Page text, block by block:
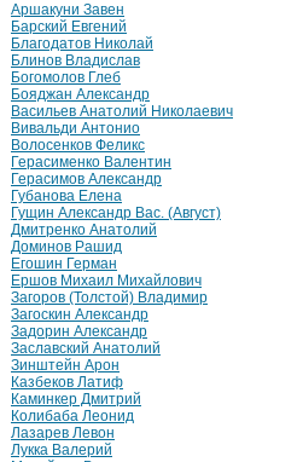
Аршакуни Завен
Барский Евгений
Благодатов Николай
Блинов Владислав
Богомолов Глеб
Бояджан Александр
Васильев Анатолий Николаевич
Вивальди Антонио
Волосенков Феликс
Герасименко Валентин
Герасимов Александр
Губанова Елена
Гущин Александр Вас. (Август)
Дмитренко Анатолий
Доминов Рашид
Егошин Герман
Ершов Михаил Михайлович
Загоров (Толстой) Владимир
Загоскин Александр
Задорин Александр
Заславский Анатолий
Зинштейн Арон
Казбеков Латиф
Каминкер Дмитрий
Колибаба Леонид
Лазарев Левон
Лукка Валерий